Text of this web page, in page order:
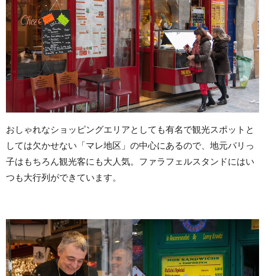
おしゃれなショッピングエリアとしても有名で観光スポットと
しては欠かせない「マレ地区」の中心にあるので、地元パリっ
子はもちろん観光客にも大人気。ファラフェルスタンドにはい
つも大行列ができています。